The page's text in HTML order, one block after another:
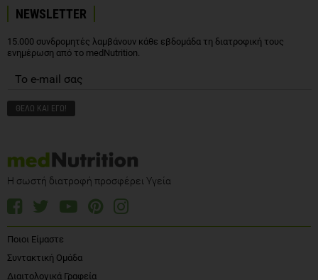
NEWSLETTER
15.000 συνδρομητές λαμβάνουν κάθε εβδομάδα τη διατροφική τους
ενημέρωση από το medNutrition.
Η σωστή διατροφή προσφέρει Υγεία
Ποιοι Είμαστε
Συντακτική Ομάδα
Διαιτολογικά Γραφεία